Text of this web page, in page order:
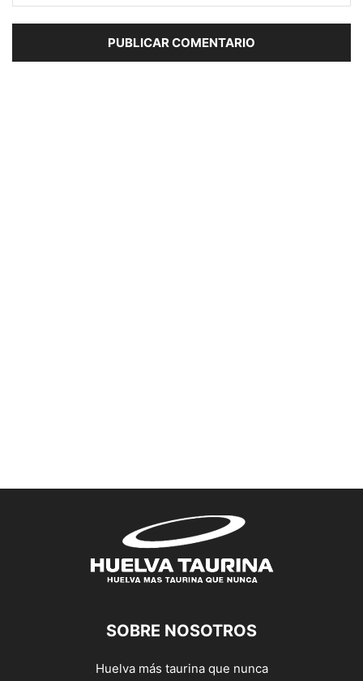
SOBRE NOSOTROS
Huelva más taurina que nunca